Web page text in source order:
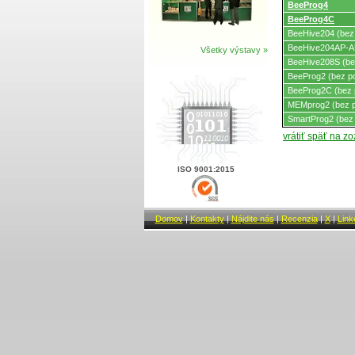
Všetky výstavy »
ISO 9001:2015
BeeProg4
BeeProg4C
BeeHive204
BeeHive204AP-
BeeHive208S
BeeProg2 (bez
BeeProg2C (bez
MEMprog2 (bez
SmartProg2
vrátiť späť na
Domov| Kontakty| Nájdite nás | Recenzia| X|